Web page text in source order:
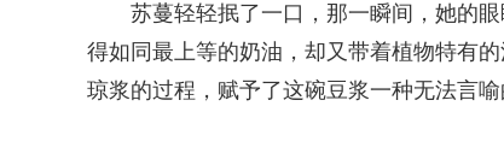
苏蔓轻轻抿了一口，那一瞬间，她的
得如同最上等的奶油，却又带着植物特有
琼浆的过程，赋予了这碗豆浆一种无法言喻